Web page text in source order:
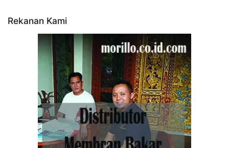
Rekanan Kami